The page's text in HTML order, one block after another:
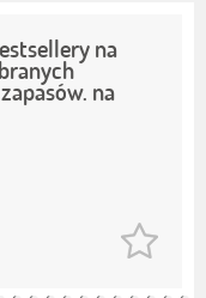
na
na